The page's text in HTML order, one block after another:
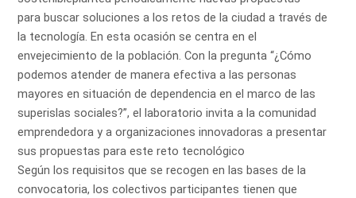
para buscar soluciones a los retos de la ciudad a través de
la tecnología. En esta ocasión se centra en el
envejecimiento de la población. Con la pregunta “¿Cómo
podemos atender de manera efectiva a las personas
mayores en situación de dependencia en el marco de las
superislas sociales?”, el laboratorio invita a la comunidad
emprendedora y a organizaciones innovadoras a presentar
sus propuestas para este reto tecnológico
Según los requisitos que se recogen en las bases de la
convocatoria, los colectivos participantes tienen que